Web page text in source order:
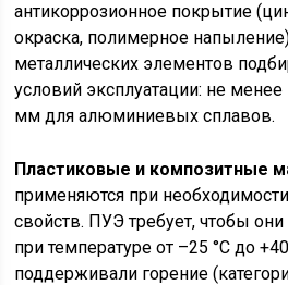
антикоррозионное покрытие
окраска, полимерное
металлических элементов
условий эксплуатации: не
мм для алюминиевых сплавов.
Пластиковые и композитные
применяются при
свойств. ПУЭ требует, чтобы они
при температуре от –25 °C до
поддерживали горение